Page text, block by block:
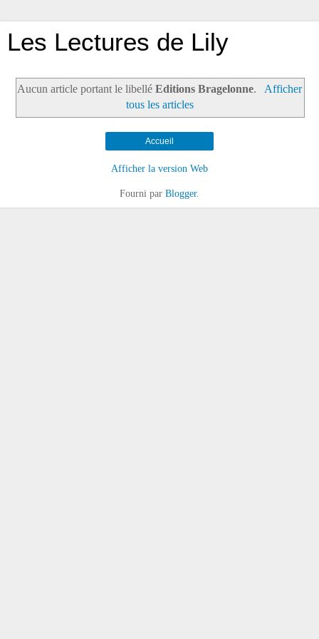
Les Lectures de Lily
Aucun article portant le libelléEditions Bragelonne.
Afficher
tous les articles
Accueil
Afficher la version Web
Fourni par Blogger.